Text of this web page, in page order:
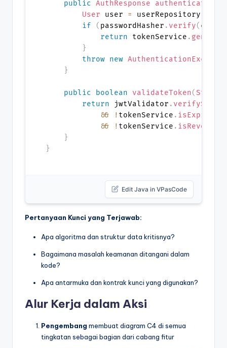
public AuthResponse authenticate
User user = userRepository
if
( passwordHasher . verify( creds
return tokenService .
}
throw new
}
public boolean validateToken( String
return jwtValidator .
&&
! tokenService . isExpired
&&
! tokenService . isRevoked
}
}
Edit Java in VPasCode
Pertanyaan Kunci yang Terjawab:
Apa algoritma dan struktur data kritisnya?
Bagaimana masalah keamanan ditangani dalam
kode?
Apa antarmuka dan kontrak kunci yang digunakan?
Alur Kerja dalam Aksi
Pengembang membuat diagram C4 di semua
tingkatan sebagai bagian dari cabang fitur